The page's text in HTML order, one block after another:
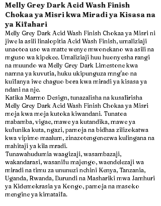
Melly Grey Dark Acid Wash Finish
Chokaa ya Misri kwa Miradi ya Kisasa na
ya Kifahari
Melly Grey Dark Acid Wash Finish Chokaa ya Misri ni
jiwe la asili linalopitia Acid Wash Finish, umaliziaji
unaotoa uso wa matte wenye mwonekano wa asili na
mguso wa kipekee. Umaliziaji huu huonyesha rangi
na muundo wa Melly Grey Dark Limestone kwa
namna ya kuvutia, huku ukipunguza mng'ao na
kuifanya iwe chaguo bora kwa miradi ya kisasa ya
ndani na nje.
Katika Marmo Design, tunazalisha na kusafirisha
Melly Grey Dark Acid Wash Finish Chokaa ya Misri
moja kwa moja kutoka kiwandani. Tunatoa
mabamba, vigae, mawe ya kutandika, mawe ya
kufunika kuta, ngazi, pamoja na bidhaa zilizokatwa
kwa vipimo maalum, zinazotengenezwa kulingana na
mahitaji ya kila mradi.
Tunawahudumia waagizaji, wasambazaji,
wakandarasi, wasanifu majengo, waendelezaji wa
miradi na timu za ununuzi nchini Kenya, Tanzania,
Uganda, Rwanda, Burundi na Mashariki mwa Jamhuri
ya Kidemokrasia ya Kongo, pamoja na masoko
mengine ya kimataifa.